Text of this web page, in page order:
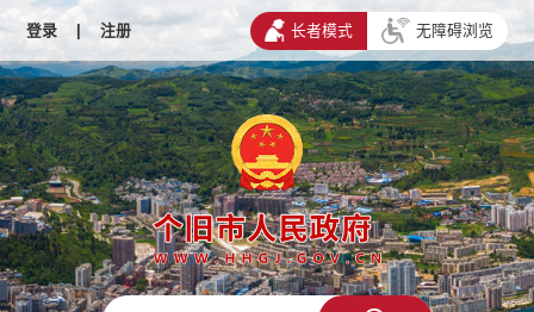
登录 | 注册 长者模式 无障碍浏览